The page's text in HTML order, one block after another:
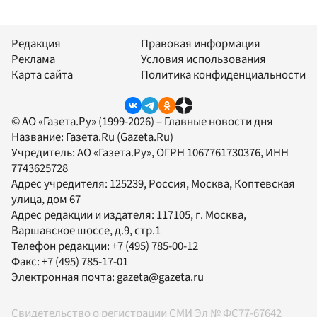
Редакция
Реклама
Карта сайта
Правовая информация
Условия использования
Политика конфиденциальности
© АО «Газета.Ру» (1999-2026) – Главные новости дня
Название: Газета.Ru (Gazeta.Ru)
Учредитель:АО «Газета.Ру», ОГРН 1067761730376, ИНН
7743625728
Адрес учредителя: 125239, Россия, Москва, Коптевская
улица, дом 67
Адрес редакции и издателя: 117105, г. Москва,
Варшавское шоссе, д.9, стр.1
Телефон редакции:+7 (495) 785-00-12
Факс:+7 (495) 785-17-01
Электронная почта:gazeta@gazeta.ru
Свидетельство о регистрации СМИ Эл № ФС77-67642